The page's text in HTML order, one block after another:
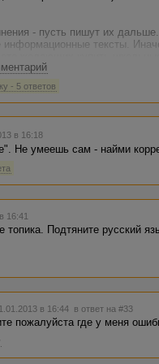
- пусть пишут их
информационные тексты.
отправляю человека на
зерно - нефиг
- 5 ответов
в 16:18
Не умеешь сам - найми
16:41
топика. Подтяните русский
в 16:44 в ответ на #33
пожалуйста где у меня